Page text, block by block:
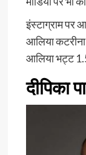
इंस्टाग्राम पर
आलिया
आलिया भट्ट
दीपिका